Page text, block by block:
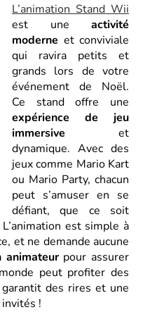
L’animation Stand Wii
est une activité
moderne et conviviale
qui ravira petits et
grands lors de votre
événement de Noël.
Ce stand offre une
expérience de jeu
immersive et
dynamique. Avec des
jeux comme Mario Kart
ou Mario Party, chacun
peut s’amuser en se
défiant, que ce soit
est simple à
et ne demande aucune
animateur pour assurer
peut profiter des
des rires et une
!